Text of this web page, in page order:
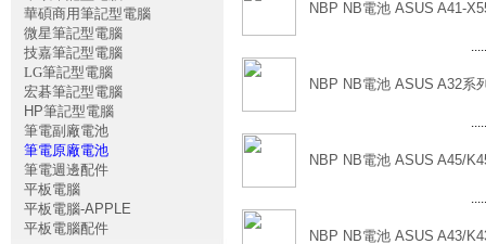
華碩商用筆記型電腦
微星筆記型電腦
技嘉筆記型電腦
LG筆記型電腦
宏碁筆記型電腦
HP筆記型電腦
筆電副廠電池
筆電原廠電池
筆電週邊配件
平板電腦
平板電腦-APPLE
平板電腦配件
NBP NB電池 ASUS A41-
NBP NB電池 ASUS A32系
NBP NB電池 ASUS A45/
NBP NB電池 ASUS A43/